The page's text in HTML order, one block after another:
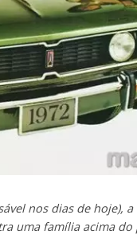
nos dias de hoje), a
uma família acima do